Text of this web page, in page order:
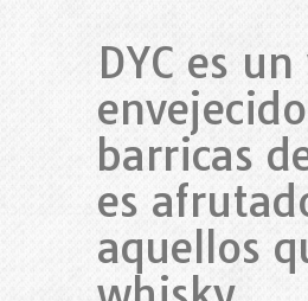
DYC es
barricas
es
aquellos